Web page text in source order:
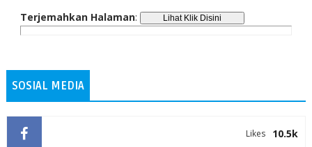
Terjemahkan Halaman:
SOSIAL MEDIA
10.5k
Likes